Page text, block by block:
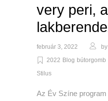
very peri,
február 3, 2022 by
2022 Blog bútorgomb
Stilus
Az Év Színe